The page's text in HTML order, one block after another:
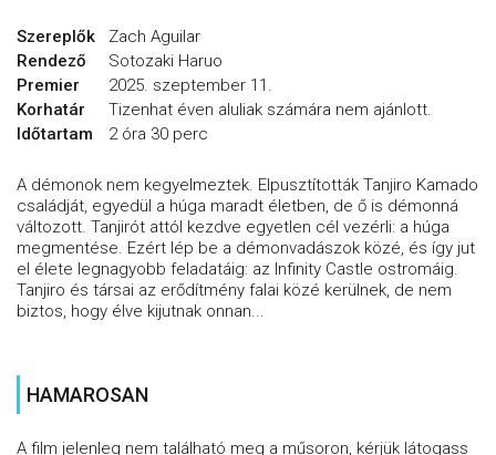
Szereplők
Zach Aguilar
Rendező
Sotozaki Haruo
Premier
2025. szeptember 11.
Korhatár
Tizenhat éven aluliak számára nem ajánlott.
Időtartam
2 óra 30 perc
A démonok nem kegyelmeztek. Elpusztították Tanjiro Kamado
családját, egyedül a húga maradt életben, de ő is démonná
változott. Tanjirót attól kezdve egyetlen cél vezérli: a húga
megmentése. Ezért lép be a démonvadászok közé, és így jut
el élete legnagyobb feladatáig: az Infinity Castle ostromáig.
Tanjiro és társai az erődítmény falai közé kerülnek, de nem
biztos, hogy élve kijutnak onnan...
HAMAROSAN
A film jelenleg nem található meg a műsoron, kérjük látogass